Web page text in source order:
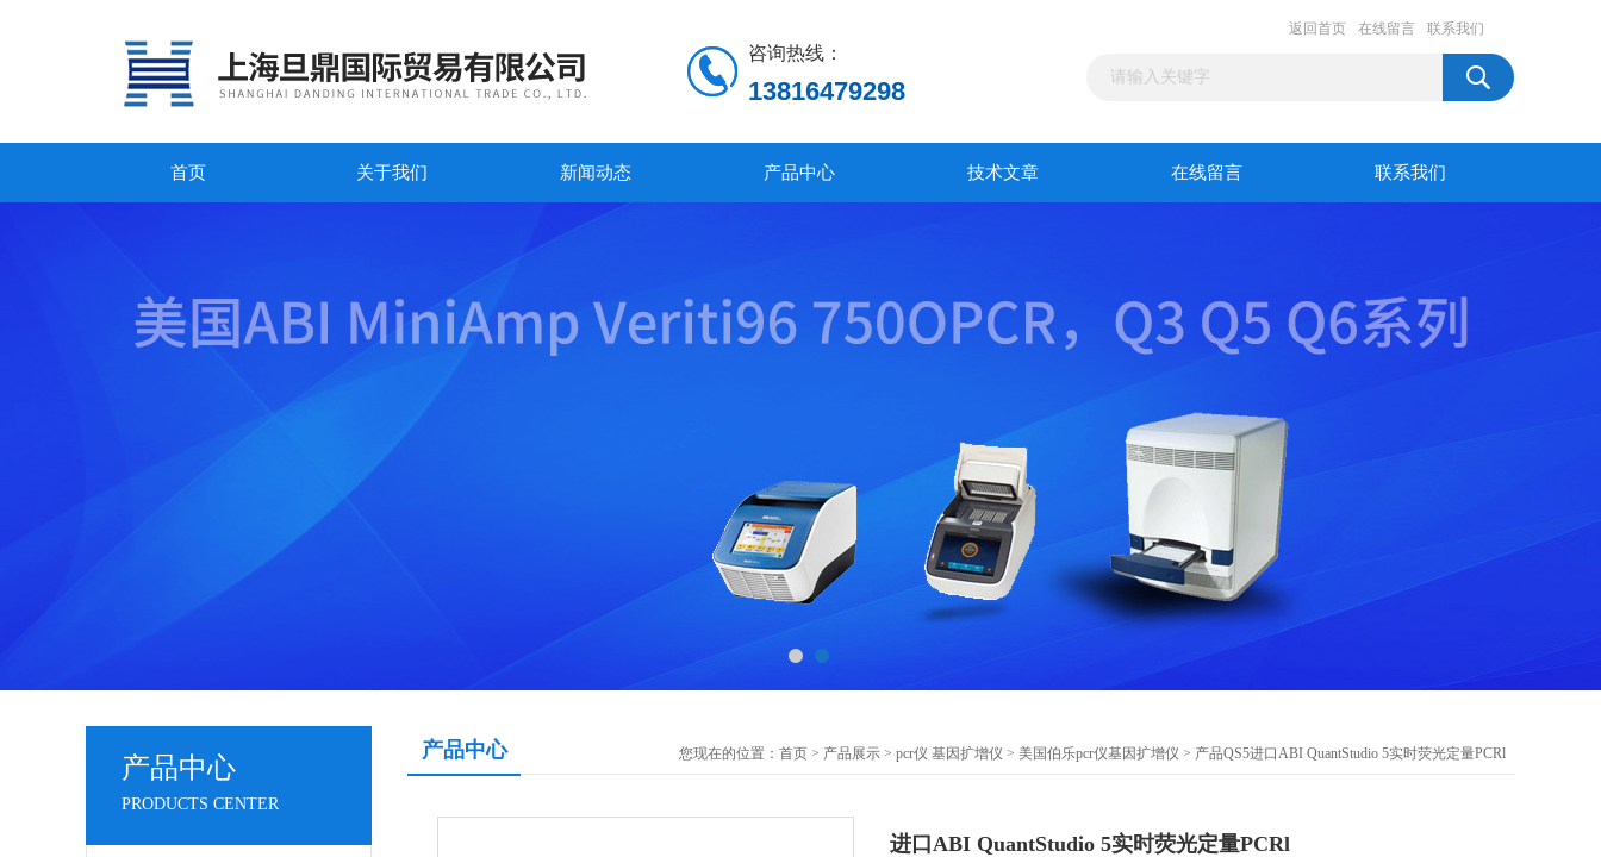
咨询热线：
13816479298
返回首页 在线留言 联系我们
首页 关于我们 新闻动态 产品中心 技术文章 在线留言 联系我们
产品中心
PRODUCTS CENTER
产品中心 您现在的位置： 首页 > 产品展示 > pcr仪 基因扩增仪 > 美国伯乐pcr仪基因扩增仪 > 产品QS5进口ABI QuantStudio 5实时荧光定量PCRl
进口ABI QuantStudio 5实时荧光定量PCRl